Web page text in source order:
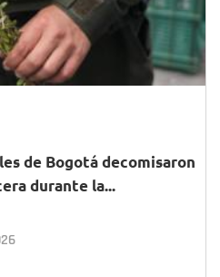
de Bogotá decomisaron
durante la...